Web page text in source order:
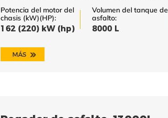
Potencia del motor del
chasis (kW)(HP):
162 (220) kW (hp)
Volumen del tanque de
asfalto:
8000 L
MÁS